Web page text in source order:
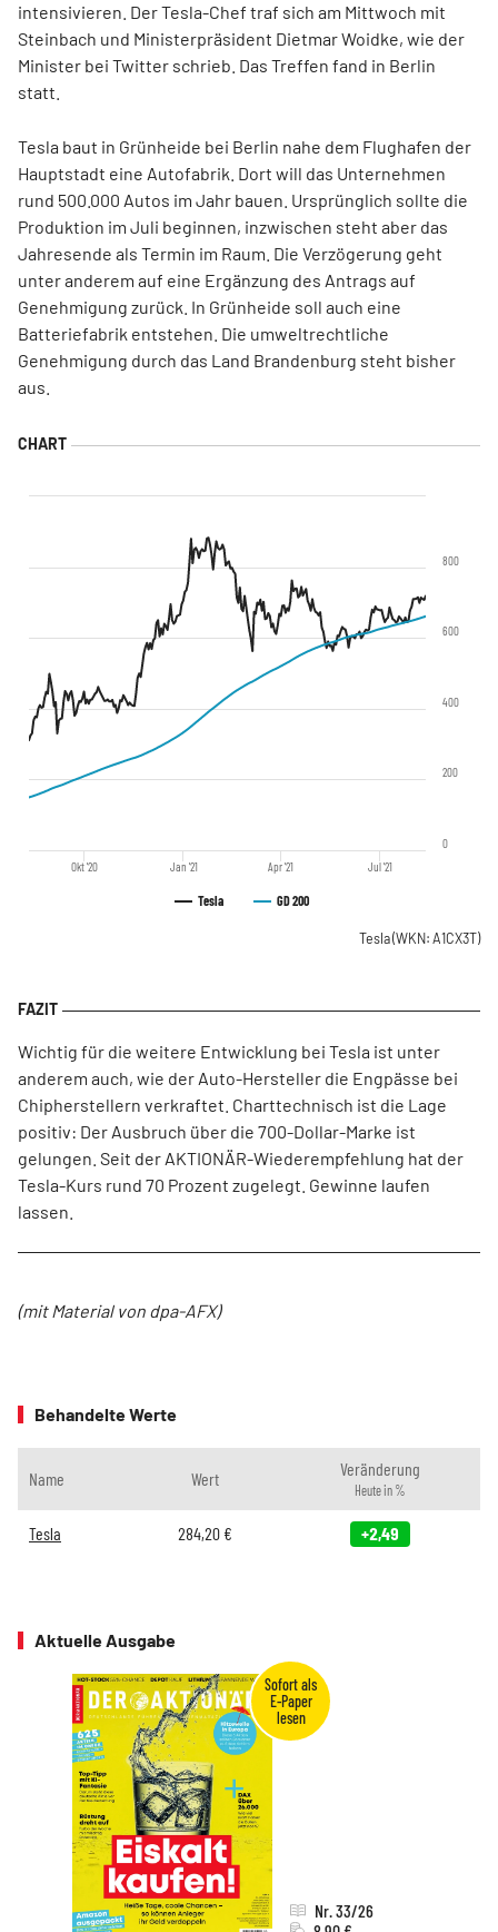
intensivieren. Der Tesla-Chef traf sich am Mittwoch mit
Steinbach und Ministerpräsident Dietmar Woidke, wie der
Minister bei Twitter schrieb. Das Treffen fand in Berlin
statt.
Tesla baut in Grünheide bei Berlin nahe dem Flughafen der
Hauptstadt eine Autofabrik. Dort will das Unternehmen
rund 500.000 Autos im Jahr bauen. Ursprünglich sollte die
Produktion im Juli beginnen, inzwischen steht aber das
Jahresende als Termin im Raum. Die Verzögerung geht
unter anderem auf eine Ergänzung des Antrags auf
Genehmigung zurück. In Grünheide soll auch eine
Batteriefabrik entstehen. Die umweltrechtliche
Genehmigung durch das Land Brandenburg steht bisher
aus.
Tesla GD 200
Jan '21 Jul '21
Okt '20 Apr '21
0
200
400
600
800
Tesla(WKN: A1CX3T)
Wichtig für die weitere Entwicklung bei Tesla ist unter
anderem auch, wie der Auto-Hersteller die Engpässe bei
Chipherstellern verkraftet. Charttechnisch ist die Lage
positiv: Der Ausbruch über die 700-Dollar-Marke ist
gelungen. Seit der AKTIONÄR-Wiederempfehlung hat der
Tesla-Kurs rund 70 Prozent zugelegt. Gewinne laufen
lassen.
(mit Material von dpa-AFX)
Behandelte Werte
Name Wert Veränderung
Heute in %
Tesla 284,20 € +2,49
Aktuelle Ausgabe
Nr. 33/26